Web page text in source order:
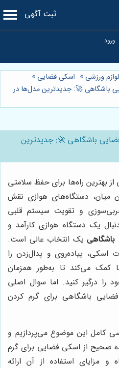
ثبت آگهی
لوازم ورزشی » اسکی فضایی »
باشگاهی 🚀: جدیدترین مدل‌ها در
باشگاهی 🚀: جدیدترین
بهترین راه‌ها برای حفظ سلامتی
میان، دستگاه‌های هوازی نقش
و تقویت سیستم قلبی
یک دستگاه هوازی کارآمد و
یک انتخاب عالی است.
اسکی، پیاده‌روی و پدال‌زدن را
کمک می‌کند تا به‌طور همزمان
را درگیر کنید. اما سوال اصلی
باشگاهی برای گرم کردن
کامل این موضوع می‌پردازیم و
صحیح از اسکی فضایی برای گرم
مزایای استفاده از آن ارائه